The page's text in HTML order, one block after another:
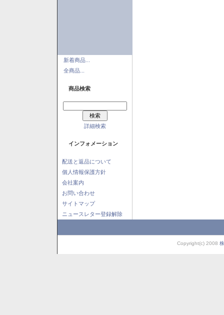
新着商品...
全商品...
商品検索
詳細検索
インフォメーション
配送と返品について
個人情報保護方針
会社案内
お問い合わせ
サイトマップ
ニュースレター登録解除
Copyright(c) 2008